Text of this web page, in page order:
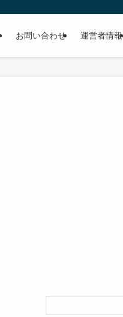
お問い合わせ 運営者情報